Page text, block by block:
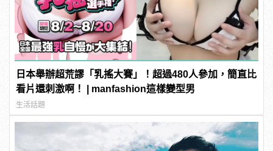
日本舉辦超荒謬「乳搖大賽」！超過480人參加，簡直比
看片還刺激啊！ | manfashion這樣變型男
生活話題